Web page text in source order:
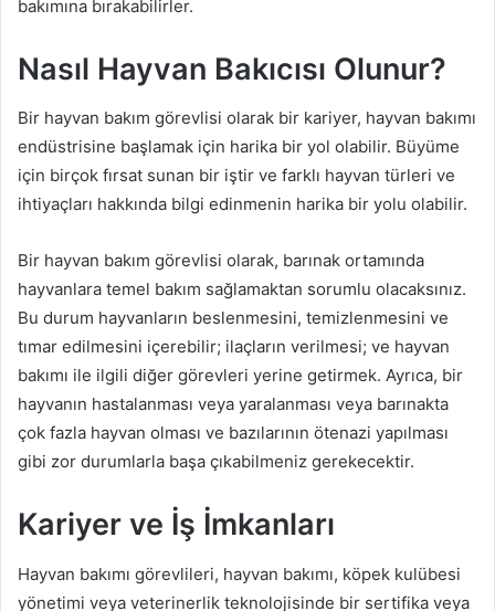
bakımına bırakabilirler.
Nasıl Hayvan Bakıcısı Olunur?
Bir hayvan bakım görevlisi olarak bir kariyer, hayvan bakımı
endüstrisine başlamak için harika bir yol olabilir. Büyüme
için birçok fırsat sunan bir iştir ve farklı hayvan türleri ve
ihtiyaçları hakkında bilgi edinmenin harika bir yolu olabilir.
Bir hayvan bakım görevlisi olarak, barınak ortamında
hayvanlara temel bakım sağlamaktan sorumlu olacaksınız.
Bu durum hayvanların beslenmesini, temizlenmesini ve
tımar edilmesini içerebilir; ilaçların verilmesi; ve hayvan
bakımı ile ilgili diğer görevleri yerine getirmek. Ayrıca, bir
hayvanın hastalanması veya yaralanması veya barınakta
çok fazla hayvan olması ve bazılarının ötenazi yapılması
gibi zor durumlarla başa çıkabilmeniz gerekecektir.
Kariyer ve İş İmkanları
Hayvan bakımı görevlileri, hayvan bakımı, köpek kulübesi
yönetimi veya veterinerlik teknolojisinde bir sertifika veya